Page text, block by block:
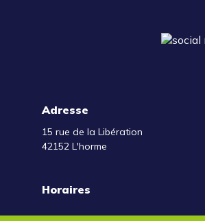
Adresse
15 rue de la Libération
42152 L'horme
Horaires